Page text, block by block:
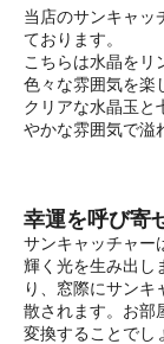
当店のサンキャッ
ております。
こちらは水晶をリ
色々な雰囲気を楽
クリアな水晶玉と
やかな雰囲気で溢
幸運を呼び寄
サンキャッチャー
輝く光を生み出し
り、窓際にサン
散されます。お部
変換することでし